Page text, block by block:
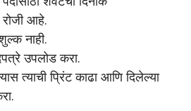
आहे.
नाही.
उपलोड करा.
त्याची प्रिंट काढा आणि दिलेल्या